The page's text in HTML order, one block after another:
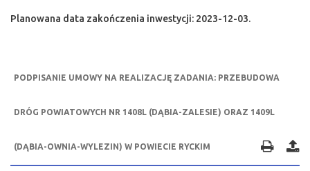
Planowana data zakończenia inwestycji: 2023-12-03.
PODPISANIE UMOWY NA REALIZACJĘ ZADANIA: PRZEBUDOWA
DRÓG POWIATOWYCH NR 1408L (DĄBIA-ZALESIE) ORAZ 1409L
(DĄBIA-OWNIA-WYLEZIN) W POWIECIE RYCKIM